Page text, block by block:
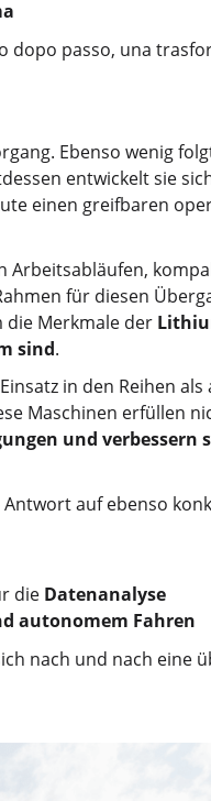
dopo passo, una
Ebenso wenig
entwickelt sie
einen greifbaren
für diesen
die Merkmale der
sind.
in den Reihen
Maschinen erfüllen
und verbessern
auf ebenso
die Datenanalyse
autonomem Fahren
nach und nach eine